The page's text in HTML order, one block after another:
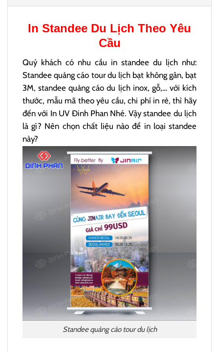
In Standee Du Lịch Theo Yêu
Cầu
Quý khách có nhu cầu in standee du lịch như:
Standee quảng cáo tour du lịch bạt không gân, bạt
3M, standee quảng cáo du lịch inox, gỗ,… với kích
thước, mẫu mã theo yêu cầu, chi phí in rẻ, thì hãy
đến với In UV Đinh Phan Nhé. Vậy standee du lịch
là gì? Nên chọn chất liệu nào để in loại standee
này?
Standee quảng cáo tour du lịch